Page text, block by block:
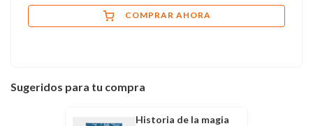
COMPRAR AHORA
Sugeridos para tu compra
Historia de la magia